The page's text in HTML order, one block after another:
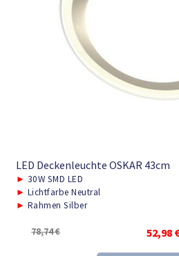
LED Deckenleuchte OSKAR 43cm
► 30W SMD LED
► Lichtfarbe Neutral
► Rahmen Silber
78,74€
Preis
52,98